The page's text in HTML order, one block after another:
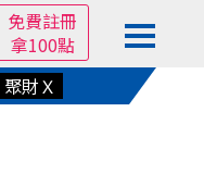
免費註冊
拿100點
聚財Ｘ